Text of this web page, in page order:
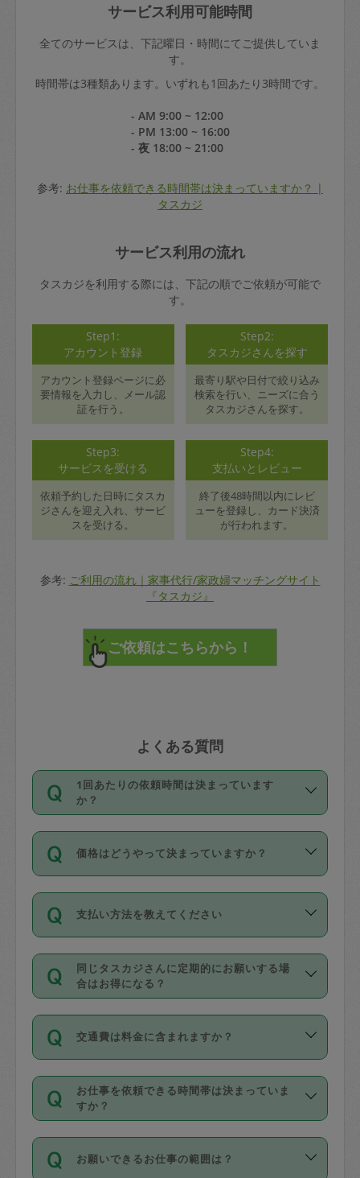
サービス利用可能時間
全てのサービスは、下記曜日・時間にてご提供していま
す。
時間帯は3種類あります。いずれも1回あたり3時間です。
- AM 9:00 ~ 12:00
- PM 13:00 ~ 16:00
- 夜 18:00 ~ 21:00
参考: お仕事を依頼できる時間帯は決まっていますか？ |
タスカジ
サービス利用の流れ
タスカジを利用する際には、下記の順でご依頼が可能で
す。
Step1:
アカウント登録
アカウント登録ページに必
要情報を入力し、メール認
証を行う。
Step2:
タスカジさんを探す
最寄り駅や日付で絞り込み
検索を行い、ニーズに合う
タスカジさんを探す。
Step3:
サービスを受ける
依頼予約した日時にタスカ
ジさんを迎え入れ、サービ
スを受ける。
Step4:
支払いとレビュー
終了後48時間以内にレビ
ューを登録し、カード決済
が行われます。
参考: ご利用の流れ｜家事代行/家政婦マッチングサイト
『タスカジ』
よくある質問
1回あたりの依頼時間は決まっています
か？
依頼1回につき3時間固定です。3時間を
超えて依頼したい場合は、延長機能をご
利用ください。機能をご利用いただくに
の上事前申請することが必要です。な
お、3時間を下回っても、値引き等はござ
いません。
価格はどうやって決まっていますか？
11種類の価格帯の中からタスカジさん自
身が価格を選んで設定しています。
タスカジさんの価格設定には最初は制限
があり、レビュー件数、レビューの平均
値、などで除々に設定可能な最高額が上
がっていく仕組みになっています。
支払い方法を教えてください
お支払方法はクレジットカード（Visa／
Master／JCB／AMERICAN EXPRESS／
Diners Club）のみとなります。
を行う際にご入力ください。プロフィー
ル登録時にはご入力いただかなくても大
丈夫です。
デビットカード・プリペイドカード（Vプ
リカ、au WALLETなど）は支払にはご利
銀行振込や現金払いも対応していませ
同じタスカジさんに定期的にお願いする場
合はお得になる？
依頼には「スポット」と「定期（毎週｜
隔週）」があり、「定期」の依頼は「ス
ポット」よりお得な料金でご利用できま
す。
定期の最低利用回数は設けていない代わ
りに、一定数を超えたキャンセルは有償
交通費は料金に含まれますか？
交通費は依頼料金とは別途発生し、依頼
料金のご請求と合わせてお支払いとなり
ます。交通費の金額は「依頼の詳細」に
お仕事を依頼できる時間帯は決まっていま
すか？
時間帯は3種類あります。いずれも１回あ
たり３時間です。
お願いできるお仕事の範囲は？